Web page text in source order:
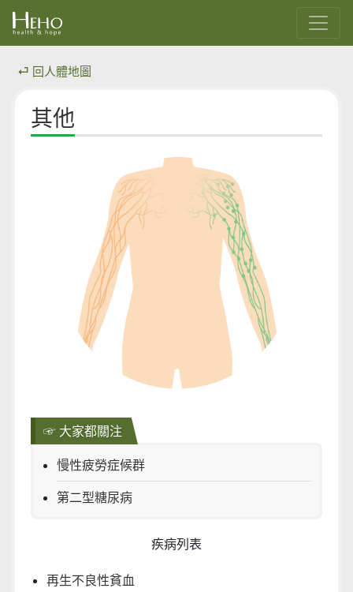
⏎ 回人體地圖
其他
☞ 大家都關注
慢性疲勞症候群
第二型糖尿病
疾病列表
再生不良性貧血